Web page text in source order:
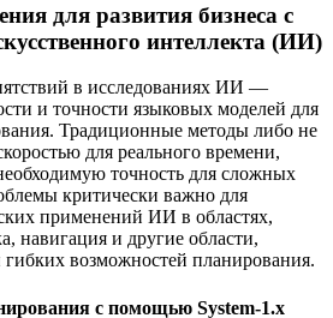
для развития бизнеса с
интеллекта (ИИ)
в исследованиях ИИ —
и точности языковых моделей для
Традиционные методы либо не
для реального времени,
точность для сложных
критически важно для
применений ИИ в областях,
навигация и другие области,
возможностей планирования.
с помощью System-1.x